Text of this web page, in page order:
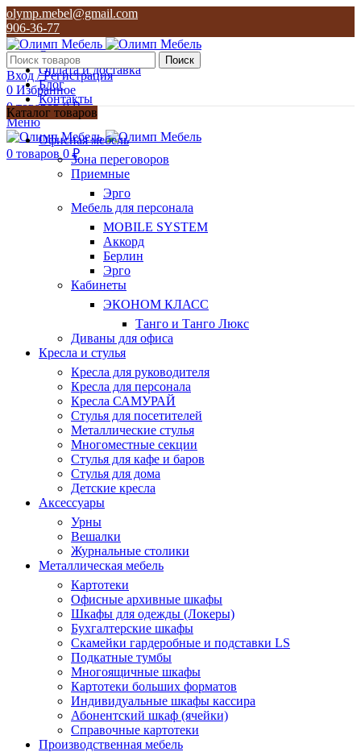
olymp.mebel@gmail.com
906-36-77
О нас
Оплата и доставка
Блог
Контакты
906-36-77
Поиск
Вход / Регистрация
0 Избранное
0товаров 0₽
Меню
0 товаров 0₽
Каталог товаров
Офисная мебель
Зона переговоров
Приемные
Эрго
Мебель для персонала
MOBILE SYSTEM
Аккорд
Берлин
Эрго
Кабинеты
ЭКОНОМ КЛАСС
Танго и Танго Люкс
Диваны для офиса
Кресла и стулья
Кресла для руководителя
Кресла для персонала
Кресла САМУРАЙ
Стулья для посетителей
Металлические стулья
Многоместные секции
Стулья для кафе и баров
Стулья для дома
Детские кресла
Аксессуары
Урны
Вешалки
Журнальные столики
Металлическая мебель
Картотеки
Офисные архивные шкафы
Шкафы для одежды (Локеры)
Бухгалтерские шкафы
Скамейки гардеробные и подставки LS
Подкатные тумбы
Многоящичные шкафы
Картотеки больших форматов
Индивидуальные шкафы кассира
Абонентский шкаф (ячейки)
Справочные картотеки
Производственная мебель